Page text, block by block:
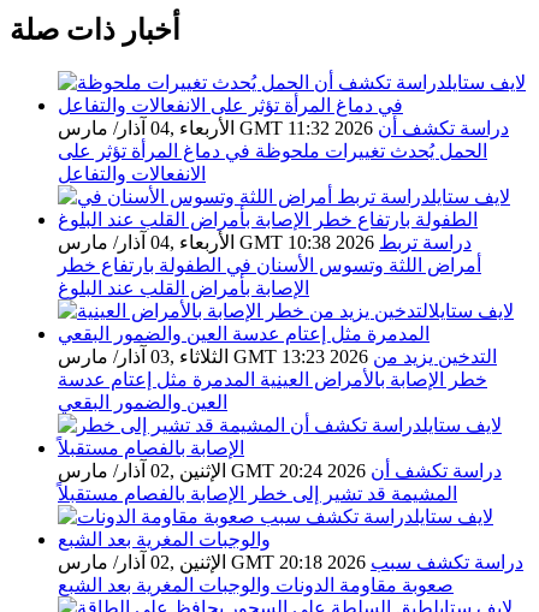
أخبار ذات صلة
الأربعاء ,04 آذار/ مارس GMT 11:32 2026 دراسة تكشف أن
الحمل يُحدث تغييرات ملحوظة في دماغ المرأة تؤثر على
الانفعالات والتفاعل
الأربعاء ,04 آذار/ مارس GMT 10:38 2026 دراسة تربط
أمراض اللثة وتسوس الأسنان في الطفولة بارتفاع خطر
الإصابة بأمراض القلب عند البلوغ
الثلاثاء ,03 آذار/ مارس GMT 13:23 2026 التدخين يزيد من
خطر الإصابة بالأمراض العينية المدمرة مثل إعتام عدسة
العين والضمور البقعي
الإثنين ,02 آذار/ مارس GMT 20:24 2026 دراسة تكشف أن
المشيمة قد تشير إلى خطر الإصابة بالفصام مستقبلاً
الإثنين ,02 آذار/ مارس GMT 20:18 2026 دراسة تكشف سبب
صعوبة مقاومة الدونات والوجبات المغرية بعد الشبع